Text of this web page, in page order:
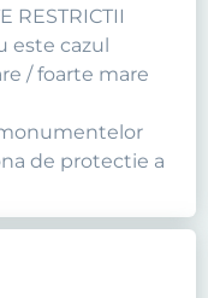
RESTRICTII
este cazul
/ foarte mare
de protectie a